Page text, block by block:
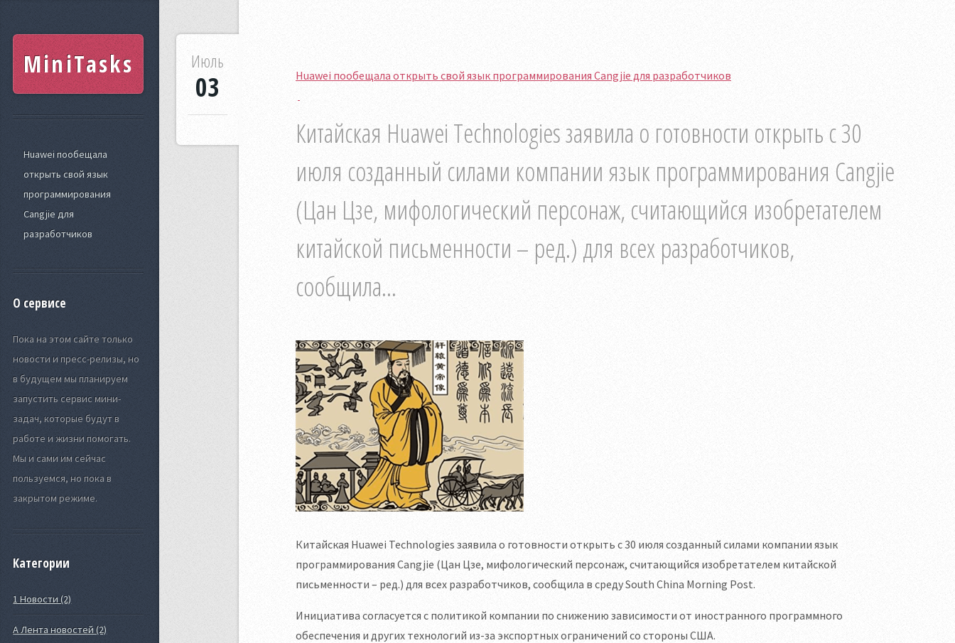
MiniTasks
Huawei пообещала
открыть свой язык
программирования
Cangjie для
разработчиков
О сервисе
Пока на этом сайте только
новости и пресс-релизы, но
в будущем мы планируем
запустить сервис мини-
задач, которые будут в
работе и жизни помогать.
Мы и сами им сейчас
пользуемся, но пока в
закрытом режиме.
Категории
1 Новости (2)
А Лента новостей (2)
Huawei пообещала открыть свой язык программирования Cangjie для разработчиков
Китайская Huawei Technologies заявила о готовности открыть с 30
июля созданный силами компании язык программирования Cangjie
(Цан Цзе, мифологический персонаж, считающийся изобретателем
китайской письменности – ред.) для всех разработчиков,
сообщила...
Июль
03
Китайская Huawei Technologies заявила о готовности открыть с 30 июля созданный силами компании язык
программирования Cangjie (Цан Цзе, мифологический персонаж, считающийся изобретателем китайской
письменности – ред.) для всех разработчиков, сообщила в среду South China Morning Post.
Инициатива согласуется с политикой компании по снижению зависимости от иностранного программного
обеспечения и других технологий из-за экспортных ограничений со стороны США.